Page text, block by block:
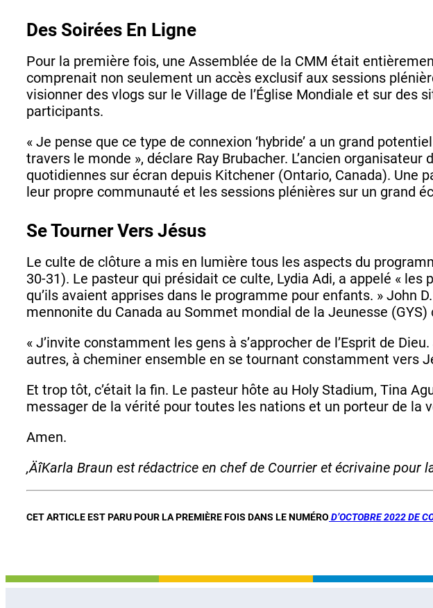
Des Soirées En Ligne
Pour la première fois, une Assemblée de la CMM était
comprenait non seulement un accès exclusif aux sessions
visionner des vlogs sur le Village de l’Église Mondiale et sur des
participants.
« Je pense que ce type de connexion ‘hybride’ a un grand
travers le monde », déclare Ray Brubacher. L’ancien
quotidiennes sur écran depuis Kitchener (Ontario, Canada). Une
leur propre communauté et les sessions plénières sur un grand
Se Tourner Vers Jésus
Le culte de clôture a mis en lumière tous les aspects du
30-31). Le pasteur qui présidait ce culte, Lydia Adi, a appelé «
qu’ils avaient apprises dans le programme pour enfants. » John
mennonite du Canada au Sommet mondial de la Jeunesse
« J’invite constamment les gens à s’approcher de l’Esprit de
autres, à cheminer ensemble en se tournant constamment vers
Et trop tôt, c’était la fin. Le pasteur hôte au Holy Stadium, Tina
messager de la vérité pour toutes les nations et un porteur de la
Amen.
‚ÄîKarla Braun est rédactrice en chef de Courrier et écrivaine pour
CET ARTICLE EST PARU POUR LA PREMIÈRE FOIS DANS LE NUMÉRO D’OCTOBRE 2022 DE